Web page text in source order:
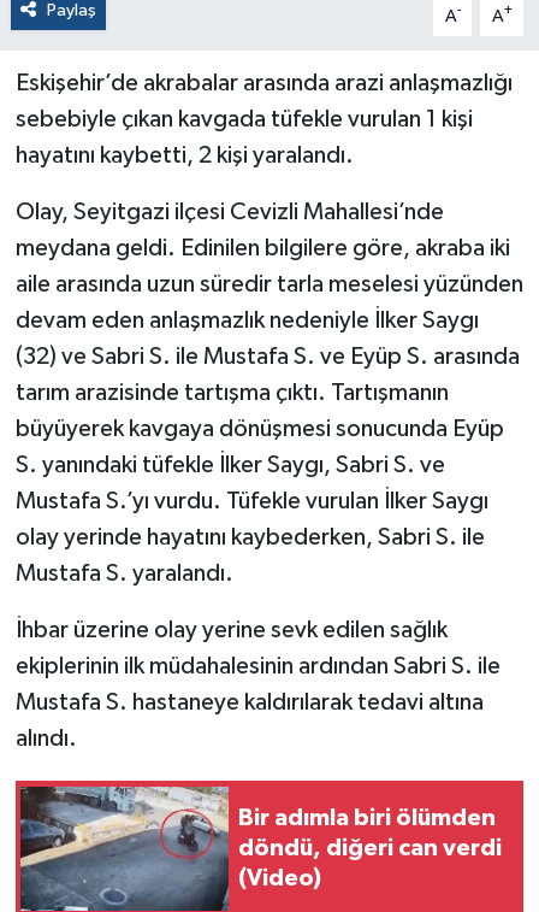
Paylaş A- A+
Eskişehir’de akrabalar arasında arazi anlaşmazlığı
sebebiyle çıkan kavgada tüfekle vurulan 1 kişi
hayatını kaybetti, 2 kişi yaralandı.
Olay, Seyitgazi ilçesi Cevizli Mahallesi’nde
meydana geldi. Edinilen bilgilere göre, akraba iki
aile arasında uzun süredir tarla meselesi yüzünden
devam eden anlaşmazlık nedeniyle İlker Saygı
(32) ve Sabri S. ile Mustafa S. ve Eyüp S. arasında
tarım arazisinde tartışma çıktı. Tartışmanın
büyüyerek kavgaya dönüşmesi sonucunda Eyüp
S. yanındaki tüfekle İlker Saygı, Sabri S. ve
Mustafa S.’yı vurdu. Tüfekle vurulan İlker Saygı
olay yerinde hayatını kaybederken, Sabri S. ile
Mustafa S. yaralandı.
İhbar üzerine olay yerine sevk edilen sağlık
ekiplerinin ilk müdahalesinin ardından Sabri S. ile
Mustafa S. hastaneye kaldırılarak tedavi altına
alındı.
Bir adımla biri ölümden
döndü, diğeri can verdi
(Video)